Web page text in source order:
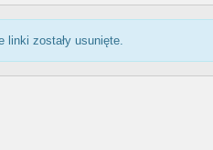
linki zostały usunięte.